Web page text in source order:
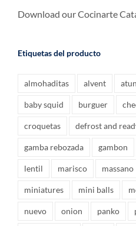
Download our Cocinarte
Etiquetas del producto
almohaditas alvent atun
baby squid burguer
croquetas defrost and
gamba rebozada gambon
lentil marisco massano
miniatures mini balls
nuevo onion panko